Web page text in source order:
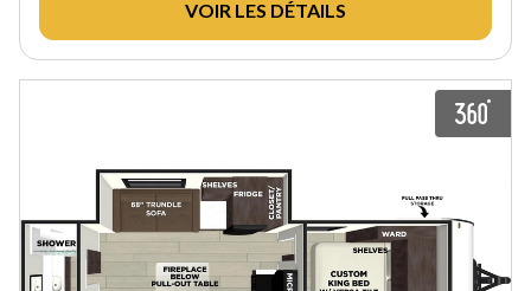
VOIR LES DÉTAILS